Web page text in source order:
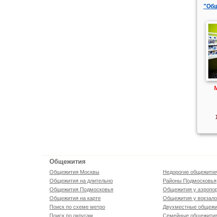
Общежития
Общежития Москвы
Общежития на длительно
Общежития Подмосковья
Общежития на карте
Поиск по схеме метро
Поиск по округам
Недорогие
Районы Подмосковья
Общежития у
Общежития у
Двухместные
Семейные